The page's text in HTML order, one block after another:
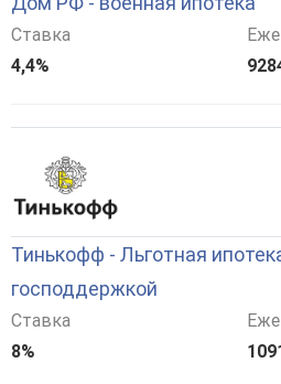
Ставка
4,4%
Тинькофф - Льготная
господдержкой
Ставка
8%